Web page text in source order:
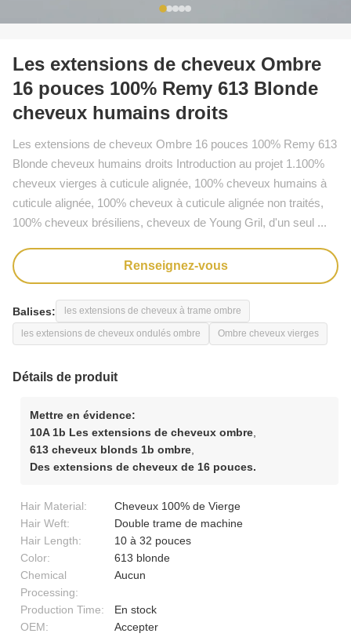
Les extensions de cheveux Ombre
16 pouces 100% Remy 613 Blonde
cheveux humains droits
Les extensions de cheveux Ombre 16 pouces 100% Remy 613
Blonde cheveux humains droits Introduction au projet 1.100%
cheveux vierges à cuticule alignée, 100% cheveux humains à
cuticule alignée, 100% cheveux à cuticule alignée non traités,
100% cheveux brésiliens, cheveux de Young Gril, d'un seul ...
Renseignez-vous
Balises: les extensions de cheveux à trame ombre
les extensions de cheveux ondulés ombre Ombre cheveux vierges
Détails de produit
Mettre en évidence:
10A 1b Les extensions de cheveux ombre
613 cheveux blonds 1b ombre
Des extensions de cheveux de 16 pouces.
Hair Material:
Cheveux 100% de Vierge
Hair Weft:
Double trame de machine
Hair Length:
10 à 32 pouces
Color:
613 blonde
Chemical
Processing:
Aucun
Production Time:
En stock
OEM:
Accepter